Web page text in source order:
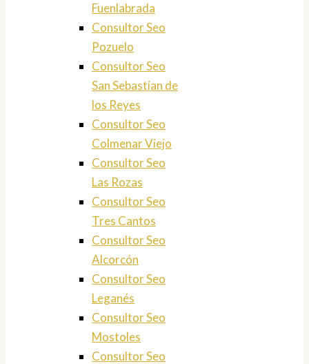
Fuenlabrada
Consultor Seo
Pozuelo
Consultor Seo
San Sebastian de
los Reyes
Consultor Seo
Colmenar Viejo
Consultor Seo
Las Rozas
Consultor Seo
Tres Cantos
Consultor Seo
Alcorcón
Consultor Seo
Leganés
Consultor Seo
Mostoles
Consultor Seo